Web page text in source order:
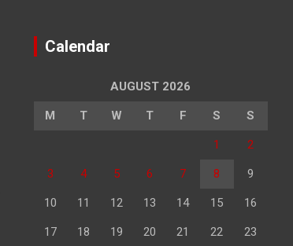
Calendar
AUGUST 2026
M T W T F S S
1 2
3 4 5 6 7 8 9
10 11 12 13 14 15 16
17 18 19 20 21 22 23